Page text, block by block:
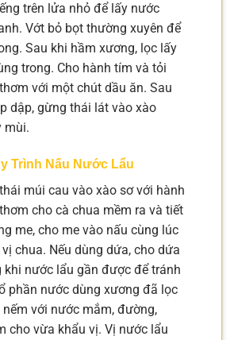
trên lửa nhỏ để lấy nước
Vớt bỏ bọt thường xuyên để
Sau khi hầm xương, lọc lấy
trong. Cho hành tím và tỏi
với một chút dầu ăn. Sau
dập, gừng thái lát vào xào
mùi.
Trình Nấu Nước Lẩu
múi cau vào xào sơ với hành
cho cà chua mềm ra và tiết
me, cho me vào nấu cùng lúc
chua. Nếu dùng dứa, cho dứa
khi nước lẩu gần được để tránh
phần nước dùng xương đã lọc
nếm với nước mắm, đường,
cho vừa khẩu vị. Vị nước lẩu